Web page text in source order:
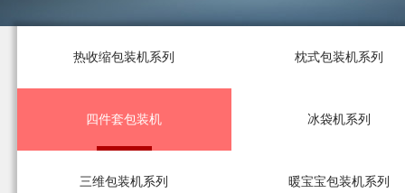
热收缩包装机系列 枕式包装机系列
四件套包装机 冰袋机系列
三维包装机系列 暖宝宝包装机系列